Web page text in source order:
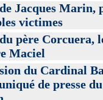
Jacques Marin,
victimes
père Corcuera,
Maciel
du Cardinal
de presse